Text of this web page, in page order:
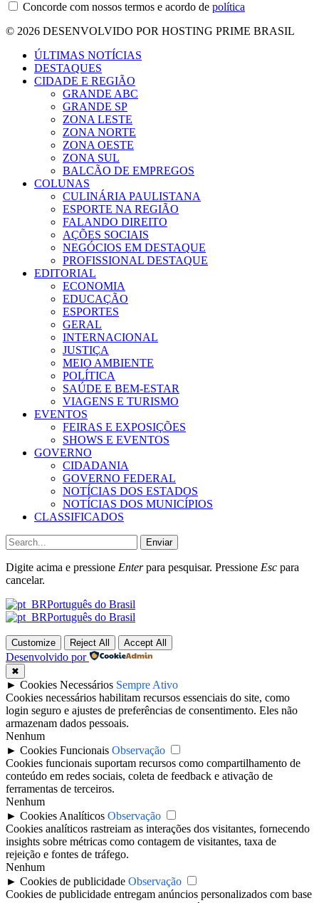
Concorde com nossos termos e acordo de política
© 2026 DESENVOLVIDO POR HOSTING PRIME BRASIL
ÚLTIMAS NOTÍCIAS
DESTAQUES
CIDADE E REGIÃO
GRANDE ABC
GRANDE SP
ZONA LESTE
ZONA NORTE
ZONA OESTE
ZONA SUL
BALCÃO DE EMPREGOS
COLUNAS
CULINÁRIA PAULISTANA
ESPORTE NA REGIÃO
FALANDO DIREITO
AÇÕES SOCIAIS
NEGÓCIOS EM DESTAQUE
PROFISSIONAL DESTAQUE
EDITORIAL
ECONOMIA
EDUCAÇÃO
ESPORTES
GERAL
INTERNACIONAL
JUSTIÇA
MEIO AMBIENTE
POLÍTICA
SAÚDE E BEM-ESTAR
VIAGENS E TURISMO
EVENTOS
FEIRAS E EXPOSIÇÕES
SHOWS E EVENTOS
GOVERNO
CIDADANIA
GOVERNO FEDERAL
NOTÍCIAS DOS ESTADOS
NOTÍCIAS DOS MUNICÍPIOS
CLASSIFICADOS
Enviar
Digite acima e pressione Enterpara pesquisar. Pressione Esc para
cancelar.
Português do Brasil
Português do Brasil
Customize Reject All Accept All
Desenvolvido por
✖
► Cookies Necessários Sempre Ativo
Cookies necessários habilitam recursos essenciais do site, como
login seguro e ajustes de preferências de consentimento. Eles não
armazenam dados pessoais.
Nenhum
► Cookies Funcionais Observação
Cookies funcionais suportam recursos como compartilhamento de
conteúdo em redes sociais, coleta de feedback e ativação de
ferramentas de terceiros.
Nenhum
► Cookies Analíticos Observação
Cookies analíticos rastreiam as interações dos visitantes, fornecendo
insights sobre métricas como contagem de visitantes, taxa de
rejeição e fontes de tráfego.
Nenhum
► Cookies de publicidade Observação
Cookies de publicidade entregam anúncios personalizados com base